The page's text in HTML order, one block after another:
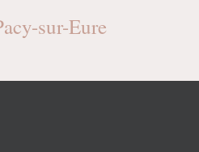
sur-Eure